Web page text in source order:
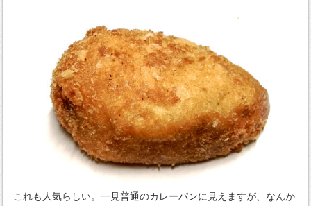
これも人気らしい。一見普通のカレーパンに見えますが、なんか